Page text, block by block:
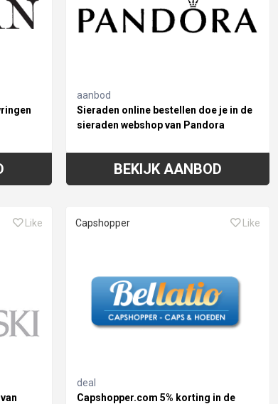
aanbod
Sieraden online bestellen doe je in de
sieraden webshop van Pandora
BEKIJK AANBOD
Like Capshopper Like
deal
Capshopper.com 5% korting in de